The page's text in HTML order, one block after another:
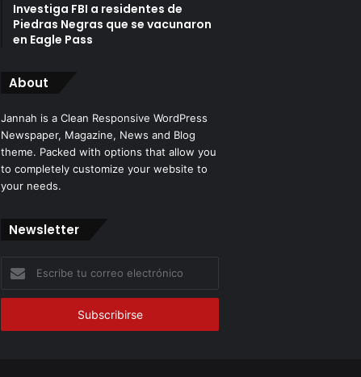
Investiga FBI a residentes de
Piedras Negras que se vacunaron
en Eagle Pass
About
Jannah is a Clean Responsive WordPress
Newspaper, Magazine, News and Blog
theme. Packed with options that allow you
to completely customize your website to
your needs.
Newsletter
correo